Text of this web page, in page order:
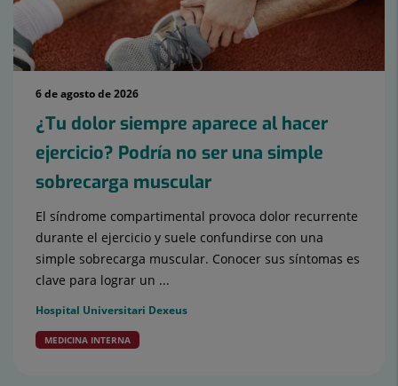
6 de agosto de 2026
¿Tu dolor siempre aparece al hacer
ejercicio? Podría no ser una simple
sobrecarga muscular
El síndrome compartimental provoca dolor recurrente
durante el ejercicio y suele confundirse con una
simple sobrecarga muscular. Conocer sus síntomas es
clave para lograr un ...
Hospital Universitari Dexeus
MEDICINA INTERNA